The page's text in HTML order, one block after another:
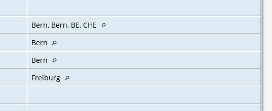
Bern, Bern, BE, CHE
Bern
Bern
Freiburg